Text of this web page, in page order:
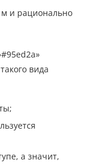
вида
а значит,